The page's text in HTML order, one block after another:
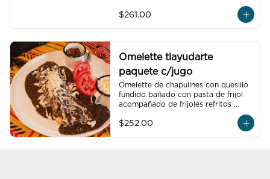
preparados con hoja de aguacate,
un vaso de jugo de naranja natural
ml orgánico de pluma hidalgo,
oaxaca.
$261.00
Omelette tlayudarte
paquete c/jugo
Omelette de chapulines con quesillo
fundido bañado con pasta de frijol
acompañado de frijoles refritos
preparados con hoja de aguacate,
un vaso de jugo de temporada
$252.00